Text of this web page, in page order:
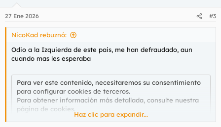
e
s
27 Ene 2026 #3
NicoKad rebuznó:
Odio a la Izquierda de este pais, me han defraudado, aun
cuando mas les esperaba
Para ver este contenido, necesitaremos su consentimiento
para configurar cookies de terceros.
Para obtener información más detallada, consulte nuestra
página de cookies
Aceptar cookies de terceros
Haz clic para expandir...